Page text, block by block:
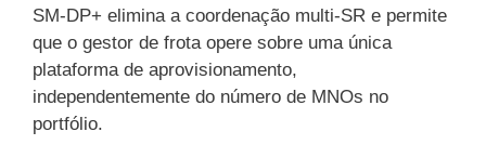
SM-DP+ elimina a coordenação multi-SR e permite
que o gestor de frota opere sobre uma única
plataforma de aprovisionamento,
independentemente do número de MNOs no
portfólio.